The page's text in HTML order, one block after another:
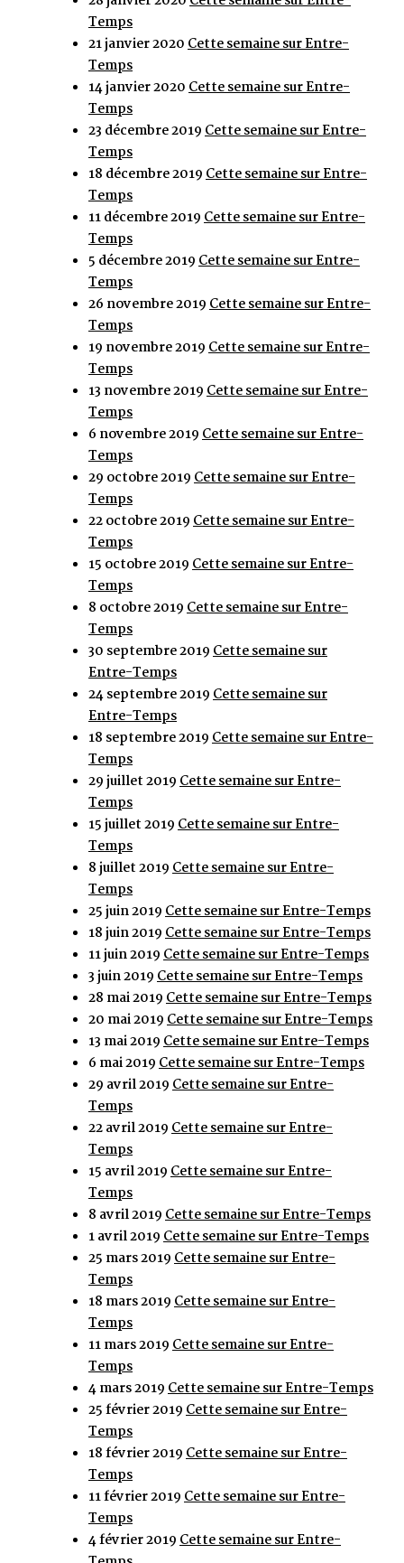
Temps
21 janvier 2020Cette semaine sur Entre-
Temps
14 janvier 2020Cette semaine sur Entre-
Temps
23 décembre 2019Cette semaine sur Entre-
Temps
18 décembre 2019Cette semaine sur Entre-
Temps
11 décembre 2019Cette semaine sur Entre-
Temps
5 décembre 2019Cette semaine sur Entre-
Temps
26 novembre 2019Cette semaine sur Entre-
Temps
19 novembre 2019Cette semaine sur Entre-
Temps
13 novembre 2019Cette semaine sur Entre-
Temps
6 novembre 2019Cette semaine sur Entre-
Temps
29 octobre 2019Cette semaine sur Entre-
Temps
22 octobre 2019Cette semaine sur Entre-
Temps
15 octobre 2019Cette semaine sur Entre-
Temps
8 octobre 2019Cette semaine sur Entre-
Temps
30 septembre 2019Cette semaine sur
Entre-Temps
24 septembre 2019Cette semaine sur
Entre-Temps
18 septembre 2019Cette semaine sur Entre-
Temps
29 juillet 2019Cette semaine sur Entre-
Temps
15 juillet 2019Cette semaine sur Entre-
Temps
8 juillet 2019Cette semaine sur Entre-
Temps
25 juin 2019Cette semaine sur Entre-Temps
18 juin 2019Cette semaine sur Entre-Temps
11 juin 2019Cette semaine sur Entre-Temps
3 juin 2019Cette semaine sur Entre-Temps
28 mai 2019Cette semaine sur Entre-Temps
20 mai 2019Cette semaine sur Entre-Temps
13 mai 2019Cette semaine sur Entre-Temps
6 mai 2019Cette semaine sur Entre-Temps
29 avril 2019Cette semaine sur Entre-
Temps
22 avril 2019Cette semaine sur Entre-
Temps
15 avril 2019Cette semaine sur Entre-
Temps
8 avril 2019Cette semaine sur Entre-Temps
1 avril 2019Cette semaine sur Entre-Temps
25 mars 2019Cette semaine sur Entre-
Temps
18 mars 2019Cette semaine sur Entre-
Temps
11 mars 2019Cette semaine sur Entre-
Temps
4 mars 2019Cette semaine sur Entre-Temps
25 février 2019Cette semaine sur Entre-
Temps
18 février 2019Cette semaine sur Entre-
Temps
11 février 2019Cette semaine sur Entre-
Temps
4 février 2019Cette semaine sur Entre-